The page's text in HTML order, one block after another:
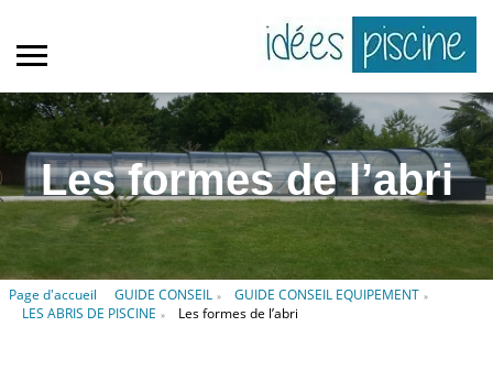
Les formes de l’abri
Page d'accueil GUIDE CONSEIL » GUIDE CONSEIL EQUIPEMENT »
LES ABRIS DE PISCINE » Les formes de l’abri